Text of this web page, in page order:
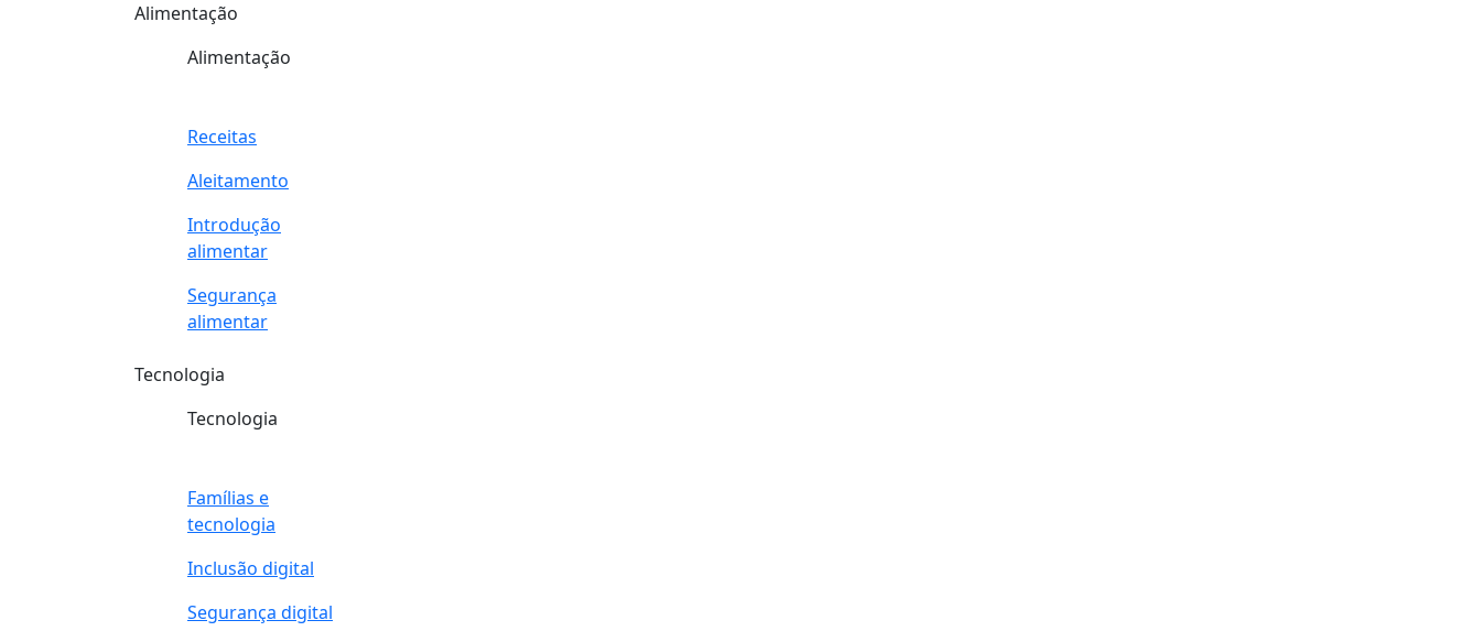
Alimentação
Alimentação
Receitas
Aleitamento
Introdução
alimentar
Segurança
alimentar
Tecnologia
Tecnologia
Famílias e
tecnologia
Inclusão digital
Segurança digital